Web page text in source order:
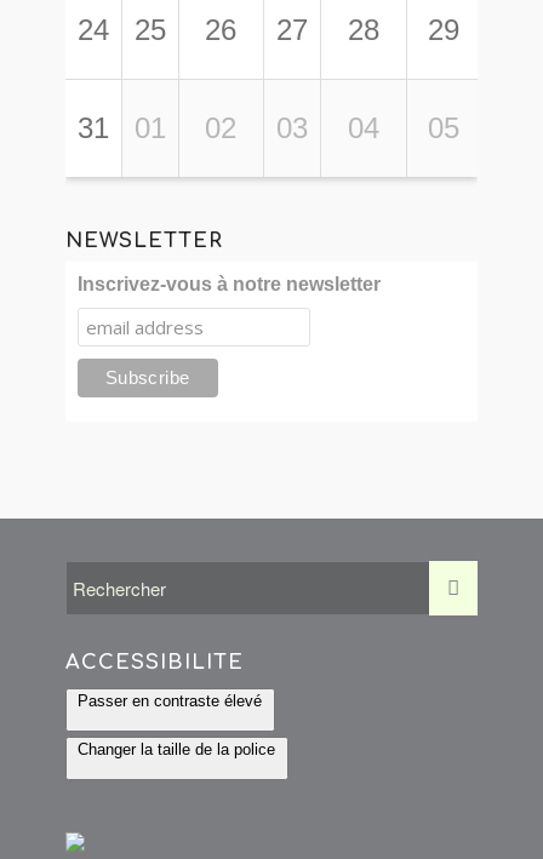
24 25 26 27 28 29
31 01 02 03 04 05
NEWSLETTER
Inscrivez-vous à notre newsletter
ACCESSIBILITÉ
Passer en contraste élevé
Changer la taille de la police